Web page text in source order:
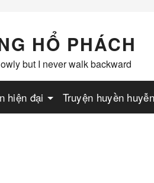
HỔ PHÁCH
but I never walk backward
hiện đại Truyện huyền huyễn